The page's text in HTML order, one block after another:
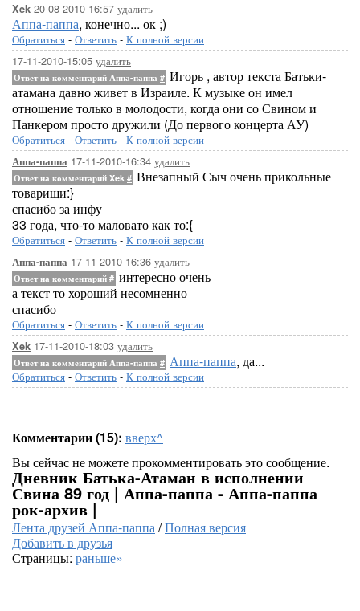
Xek 20-08-2010-16:57 удалить
Аппа-паппа, конечно... ок ;)
Обратиться - Ответить - К полной версии
17-11-2010-15:05 удалить
Ответ на комментарий Аппа-паппа # Игорь , автор текста Батьки-
атамана давно живет в Израиле. К музыке он имел
отношение только в молодости, когда они со Свином и
Панкером просто дружили (До первого концерта АУ)
Обратиться - Ответить - К полной версии
Аппа-паппа 17-11-2010-16:34 удалить
Ответ на комментарий Xek # Внезапный Сыч очень прикольные
товарищи:}
спасибо за инфу
33 года, что-то маловато как то:{
Обратиться - Ответить - К полной версии
Аппа-паппа 17-11-2010-16:36 удалить
Ответ на комментарий # интересно очень
а текст то хороший несомненно
спасибо
Обратиться - Ответить - К полной версии
Xek 17-11-2010-18:03 удалить
Ответ на комментарий Аппа-паппа # Аппа-паппа, да...
Обратиться - Ответить - К полной версии
Комментарии (15): вверх^
Вы сейчас не можете прокомментировать это сообщение.
Дневник Батька-Атаман в исполнении
Свина 89 год | Аппа-паппа - Аппа-паппа
рок-архив |
Лента друзей Аппа-паппа/Полная версия
Добавить в друзья
Страницы: раньше»